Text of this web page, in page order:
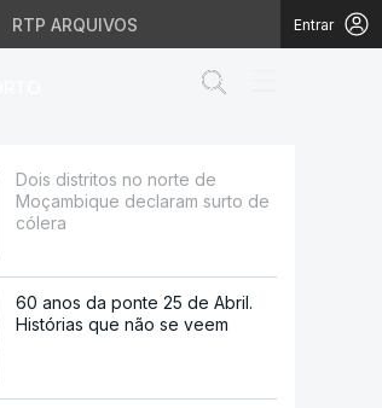
RTP ARQUIVOS Entrar
de cólera
Dois distritos no norte de
Moçambique declaram surto de
cólera
60 anos da ponte 25 de Abril.
Histórias que não se veem